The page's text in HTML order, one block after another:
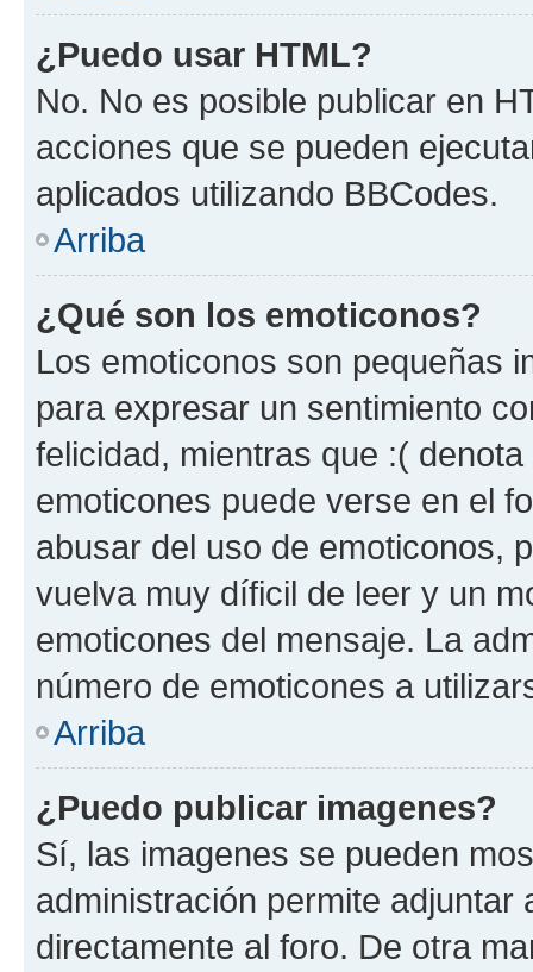
¿Puedo usar HTML?
No. No es posible publicar en
acciones que se pueden
aplicados utilizando BBCodes.
Arriba
¿Qué son los emoticonos?
Los emoticonos son pequeñas
para expresar un sentimiento
felicidad, mientras que :(
emoticones puede verse en el
abusar del uso de emoticonos,
vuelva muy díficil de leer y un
emoticones del mensaje. La
número de emoticones a
Arriba
¿Puedo publicar imagenes?
Sí, las imagenes se pueden
administración permite
directamente al foro. De otra